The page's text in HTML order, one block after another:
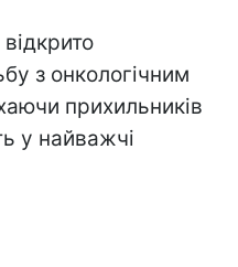
з онкологічним
прихильників
у найважчі